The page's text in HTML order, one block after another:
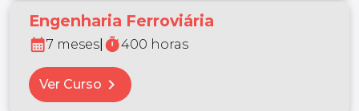
Engenharia Ferroviária
calendar_month7 meses timer400 horas
Ver Curso chevron_right